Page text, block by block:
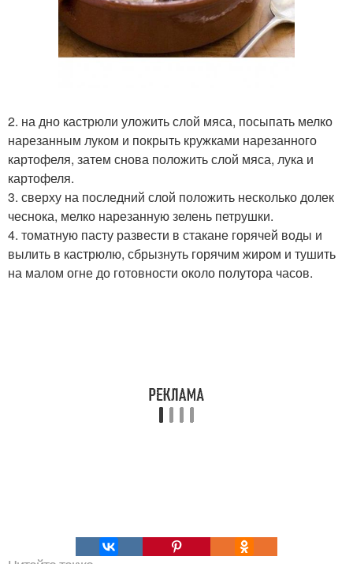
2. на дно кастрюли уложить слой мяса, посыпать мелко
нарезанным луком и покрыть кружками нарезанного
картофеля, затем снова положить слой мяса, лука и
картофеля.
3. сверху на последний слой положить несколько долек
чеснока, мелко нарезанную зелень петрушки.
4. томатную пасту развести в стакане горячей воды и
вылить в кастрюлю, сбрызнуть горячим жиром и тушить
на малом огне до готовности около полутора часов.